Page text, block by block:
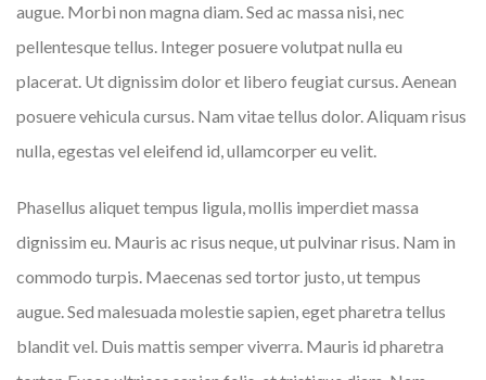
augue. Morbi non magna diam. Sed ac massa nisi, nec
pellentesque tellus. Integer posuere volutpat nulla eu
placerat. Ut dignissim dolor et libero feugiat cursus. Aenean
posuere vehicula cursus. Nam vitae tellus dolor. Aliquam risus
nulla, egestas vel eleifend id, ullamcorper eu velit.
Phasellus aliquet tempus ligula, mollis imperdiet massa
dignissim eu. Mauris ac risus neque, ut pulvinar risus. Nam in
commodo turpis. Maecenas sed tortor justo, ut tempus
augue. Sed malesuada molestie sapien, eget pharetra tellus
blandit vel. Duis mattis semper viverra. Mauris id pharetra